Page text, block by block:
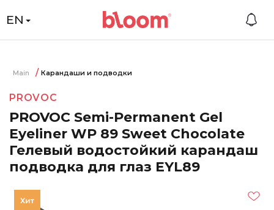
EN
Main Карандаши и подводки
PROVOC
PROVOC Semi-Permanent Gel
Eyeliner WP 89 Sweet Chocolate
Гелевый водостойкий карандаш
подводка для глаз EYL89